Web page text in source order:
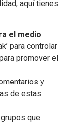
aquí tienes
el medio
para controlar
promover el
y
de estas
que